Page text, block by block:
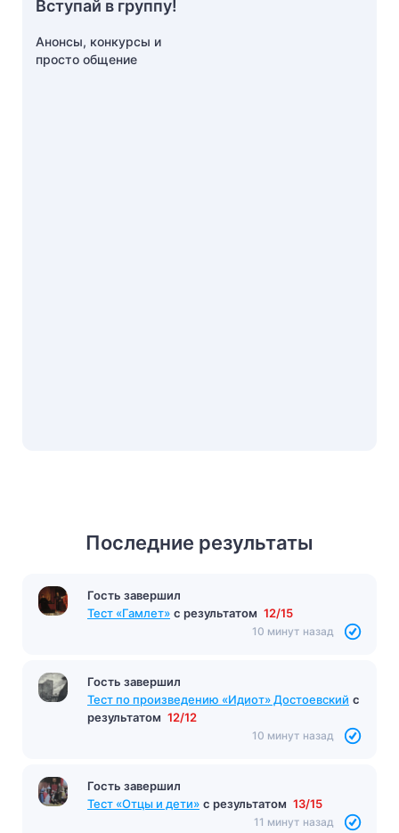
Последние результаты
Гость завершил
Тест «Преступление и наказание» с
с
Вступай в группу!
Анонсы, конкурсы и
просто общение